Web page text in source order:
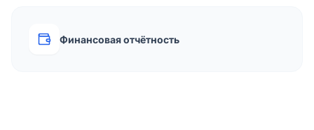
Финансовая отчётность